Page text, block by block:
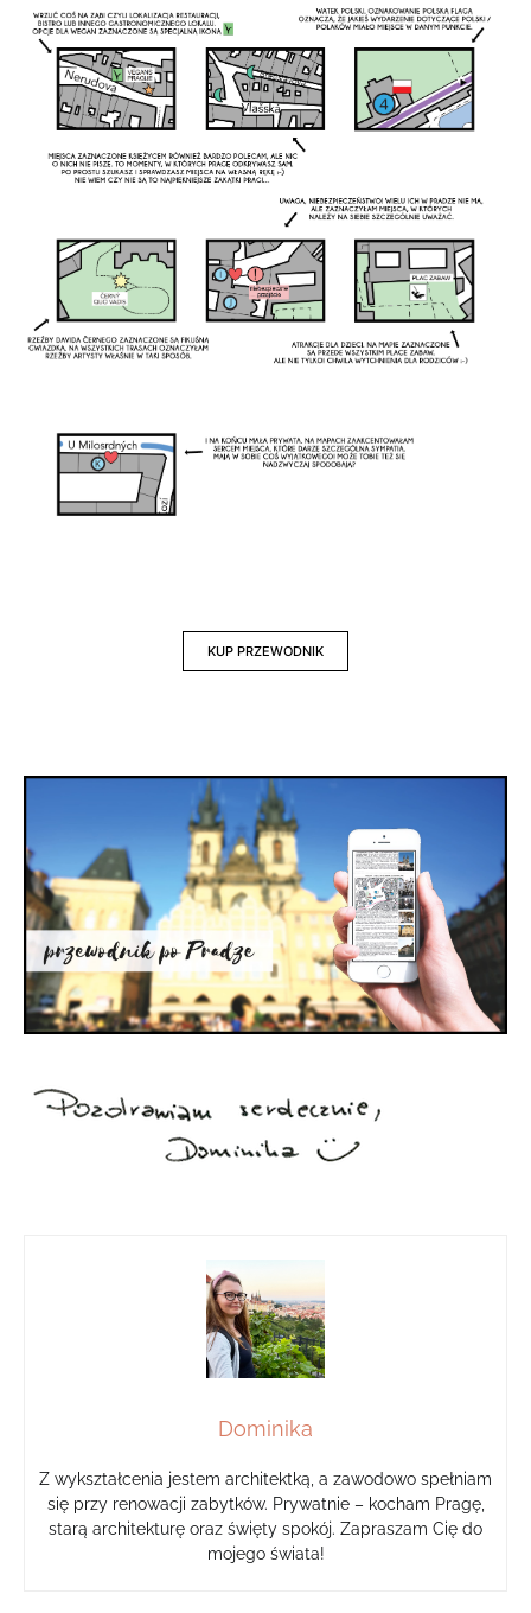
KUP PRZEWODNIK
Dominika
Z wykształcenia jestem architektką, a zawodowo spełniam
się przy renowacji zabytków. Prywatnie – kocham Pragę,
starą architekturę oraz święty spokój. Zapraszam Cię do
mojego świata!